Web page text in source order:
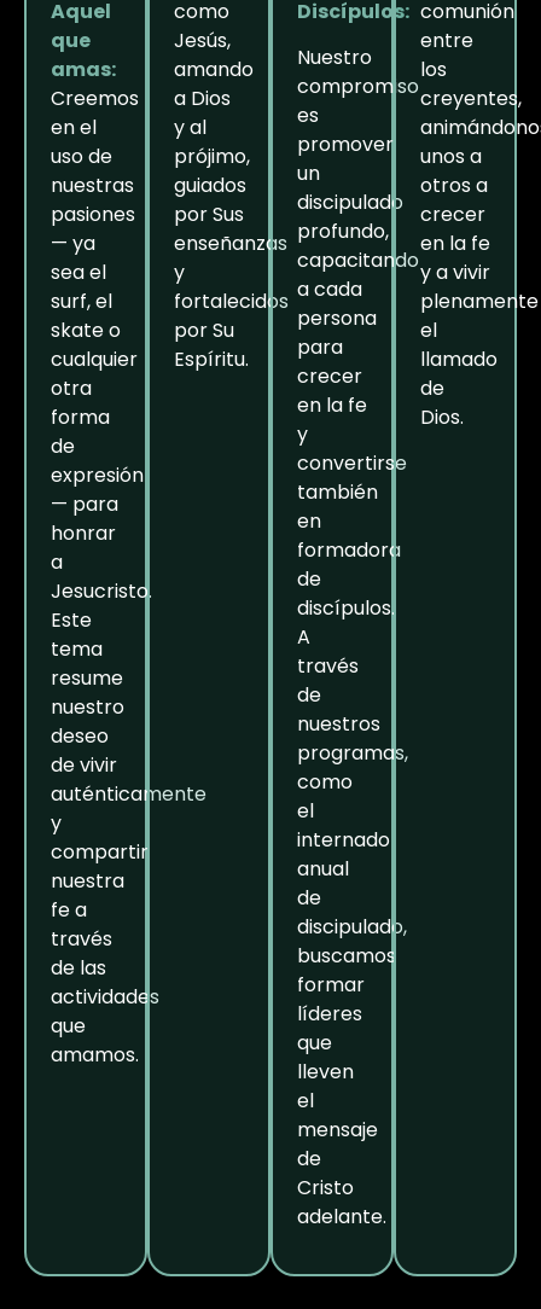
Aquel
que
amas:
Creemos
en el
uso de
nuestras
pasiones
— ya
sea el
surf, el
skate o
cualquier
otra
forma
de
expresión
— para
honrar
a
Jesucristo.
Este
tema
resume
nuestro
deseo
de vivir
auténticamente
y
compartir
nuestra
fe a
través
de las
actividades
que
amamos.
como
Jesús,
amando
a Dios
y al
prójimo,
guiados
por Sus
enseñanzas
y
fortalecidos
por Su
Espíritu.
Discípulos:
Nuestro
compromiso
es
promover
un
discipulado
profundo,
capacitando
a cada
persona
para
crecer
en la fe
y
convertirse
también
en
formadora
de
discípulos.
A
través
de
nuestros
programas,
como
el
internado
anual
de
discipulado,
buscamos
formar
líderes
que
lleven
el
mensaje
de
Cristo
adelante.
comunión
entre
los
creyentes,
unos a
otros a
crecer
en la fe
y a vivir
plenamente
el
llamado
de
Dios.